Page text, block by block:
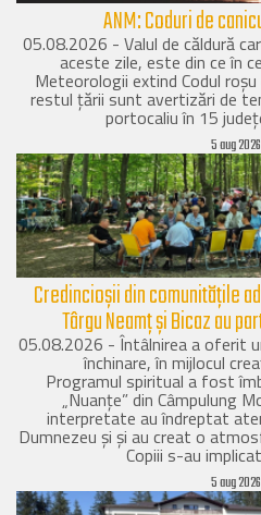
ANM: Coduri de
05.08.2026 - Valul de căldură
aceste zile, este din ce în
Meteorologii extind Codul
restul țării sunt avertizări de
portocaliu în 15
5 aug 2026
Credincioșii din comunitățile
Târgu Neamț și Bicaz au
05.08.2026 - Întâlnirea a oferit
închinare, în mijlocul
Programul spiritual a fost
„Nuanțe” din Câmpulung
interpretate au îndreptat
Dumnezeu și și au creat o
Copiii s-au
5 aug 2026